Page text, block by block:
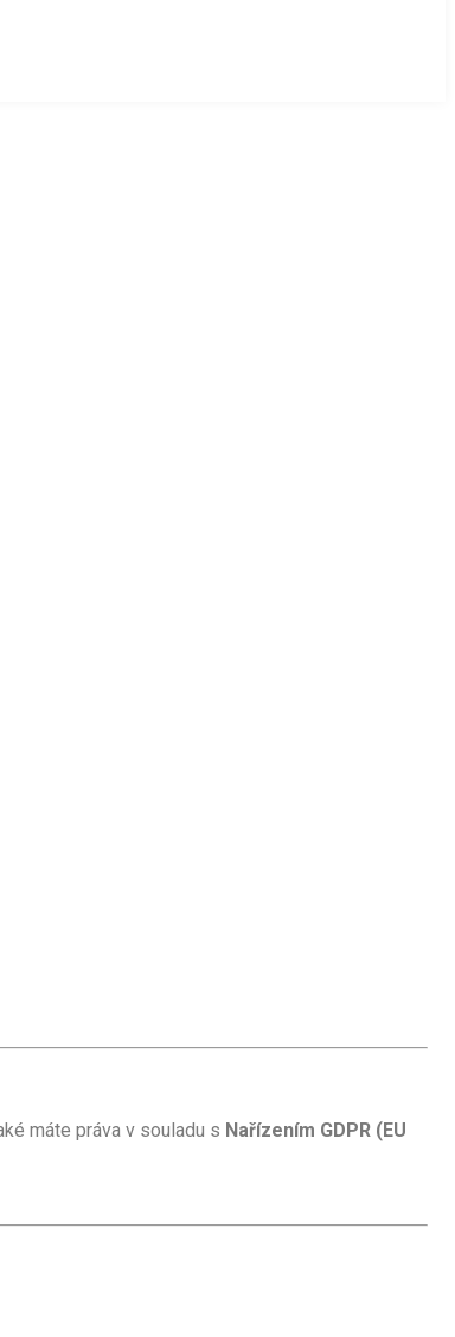
máte práva v souladu s Nařízením GDPR (EU